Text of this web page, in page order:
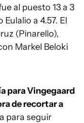
al puesto 13 a 3
a 4.57. El
(Pinarello),
Markel Beloki
para Vingegaard
de recortar a
para seguir